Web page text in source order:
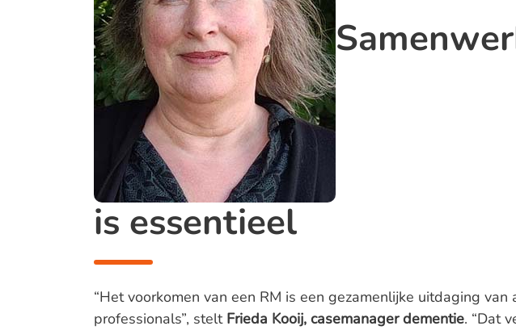
is essentieel
“Het voorkomen van een RM is een gezamenlijke uitdaging van
professionals”, stelt Frieda Kooij, casemanager dementie. “Dat